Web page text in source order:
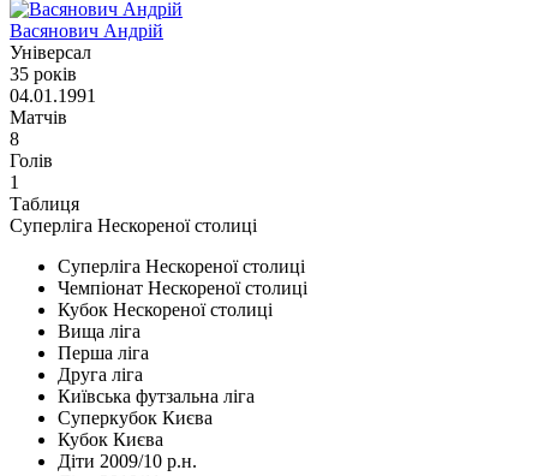
Васянович Андрій
Універсал
35 років
04.01.1991
Матчів
8
Голів
1
Таблиця
Суперліга Нескореної столиці
Суперліга Нескореної столиці
Чемпіонат Нескореної столиці
Кубок Нескореної столиці
Вища ліга
Перша ліга
Друга ліга
Київська футзальна ліга
Суперкубок Києва
Кубок Києва
Діти 2009/10 р.н.